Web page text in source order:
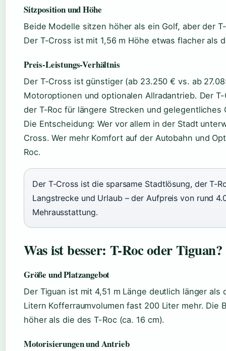
Sitzposition und Höhe
Beide Modelle sitzen höher als ein Golf, aber der
Der T-Cross ist mit 1,56 m Höhe etwas flacher als
Preis-Leistungs-Verhältnis
Der T-Cross ist günstiger (ab 23.250 € vs. ab
Motoroptionen und optionalen Allradantrieb. Der
der T-Roc für längere Strecken und gelegentliches
Die Entscheidung: Wer vor allem in der Stadt
Cross. Wer mehr Komfort auf der Autobahn und
Roc.
Der T-Cross ist die sparsame Stadtlösung, der T-
Langstrecke und Urlaub – der Aufpreis von rund
Mehrausstattung.
Was ist besser: T-Roc oder Tiguan?
Größe und Platzangebot
Der Tiguan ist mit 4,51 m Länge deutlich länger
Litern Kofferraumvolumen fast 200 Liter mehr. Die
höher als die des T-Roc (ca. 16 cm).
Motorisierungen und Antrieb